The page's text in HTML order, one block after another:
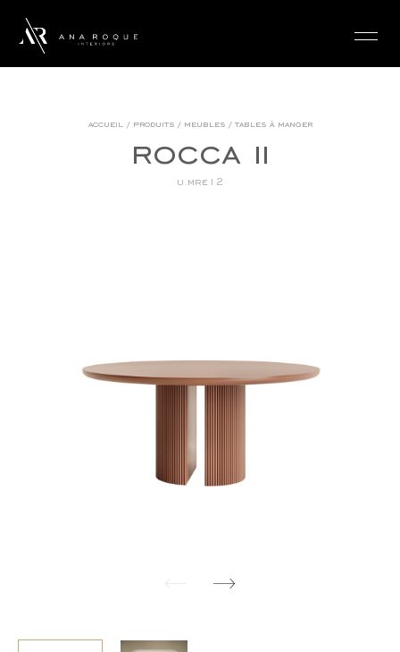
accueil/ produits/ meubles/ tables à manger
rocca ii
u.mre12